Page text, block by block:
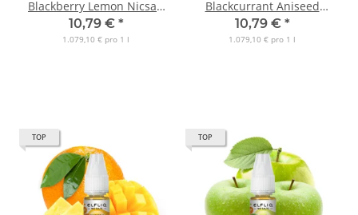
Blackberry Lemon Nicsalt
Liquid
10,79 € *
1.079,10 € pro 1 l
Blackcurrant Aniseed
Nicsalt Liquid
10,79 € *
1.079,10 € pro 1 l
TOP TOP